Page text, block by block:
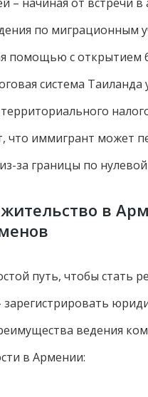
по миграционным
помощью с открытием
система Таиланда
что иммигрант может
за границы по нулевой
в
путь, чтобы стать
ведения
в Армении: